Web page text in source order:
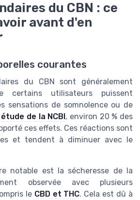
du CBN : ce
avant d'en
courantes
du CBN sont généralement
certains utilisateurs puissent
sensations de somnolence ou de
étude de la NCBI, environ 20 % des
ces effets. Ces réactions sont
et tendent à diminuer avec le
notable est la sécheresse de la
observée avec plusieurs
le CBD et THC. Cela est dû à